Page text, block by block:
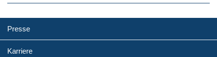
Presse
Karriere